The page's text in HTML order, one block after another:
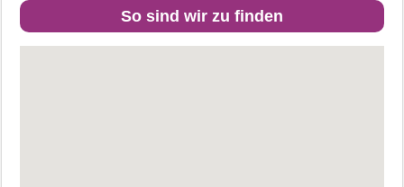
So sind wir zu finden